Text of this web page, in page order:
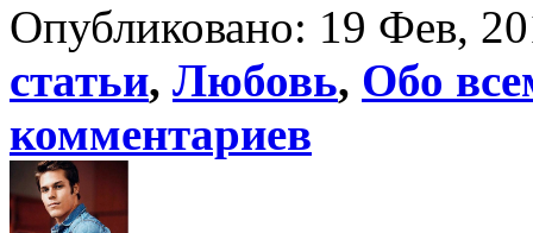
Опубликовано: 19 Фев,
статьи, Любовь, Обо
комментариев